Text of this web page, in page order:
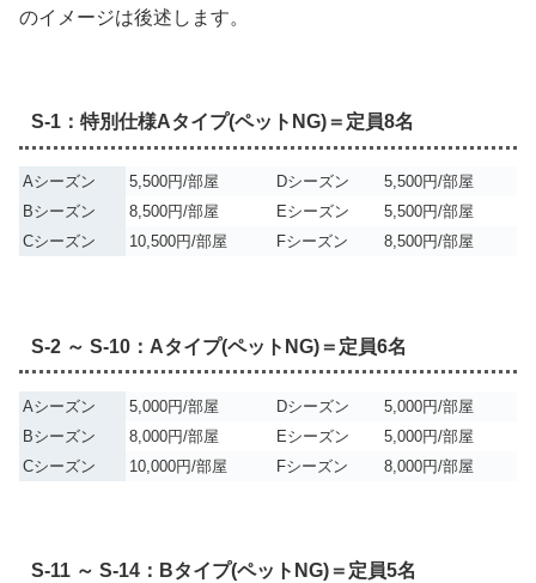
のイメージは後述します。
S-1：特別仕様Aタイプ(ペットNG)＝定員8名
Aシーズン 5,500円/部屋 Dシーズン
5,500円/部屋
Bシーズン
8,500円/部屋 Eシーズン
5,500円/部屋
Cシーズン
10,500円/部屋 Fシーズン 8,500円/部屋
S-2 ～ S-10：Aタイプ(ペットNG)＝定員6名
Aシーズン 5,000円/部屋 Dシーズン
5,000円/部屋
Bシーズン
8,000円/部屋 Eシーズン
5,000円/部屋
Cシーズン
10,000円/部屋 Fシーズン 8,000円/部屋
S-11 ～ S-14：Bタイプ(ペットNG)＝定員5名